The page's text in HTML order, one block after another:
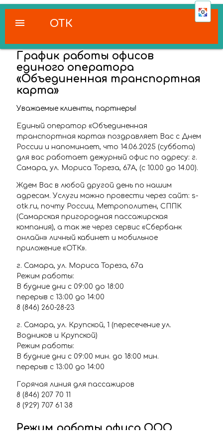
ОТК
menu
График работы офисов
единого оператора
«Объединенная транспортная
карта»
Уважаемые клиенты, партнеры!
Единый оператор «Объединенная
транспортная карта» поздравляет Вас с Днем
России и напоминает, что 14.06.2025 (суббота)
для вас работает дежурный офис по адресу: г.
Самара, ул. Мориса Тореза, 67А, (с 10.00 до 14.00).
Ждем Вас в любой другой день по нашим
адресам. Услуги можно провести через сайт: s-
otk.ru, почту России, Метрополитен, СППК
(Самарская пригородная пассажирская
компания), а так же через сервис «Сбербанк
онлайн» личный кабинет и мобильное
приложение «ОТК».
г. Самара, ул. Мориса Тореза, 67а
Режим работы:
В будние дни с 09:00 до 18:00
перерыв с 13:00 до 14:00
8 (846) 260-28-23
г. Самара, ул. Крупской, 1 (пересечение ул.
Водников и Крупской)
Режим работы:
В будние дни с 09:00 мин. до 18:00 мин.
перерыв с 13:00 до 14:00
Горячая линия для пассажиров
8 (846) 207 70 11
8 (929) 707 61 38
Режим работы офиса ООО